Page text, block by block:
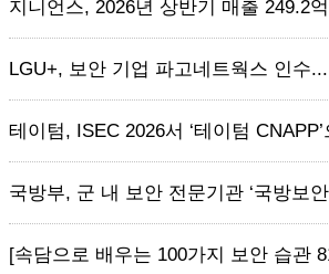
지니언스, 2026년 상반기 매출 249.2억
LGU+, 보안 기업 파고네트웍스 인수
테이텀, ISEC 2026서 ‘테이텀 CNAPP’
국방부, 군 내 보안 전문기관 ‘국방보
[속담으로 배우는 100가지 보안 습관